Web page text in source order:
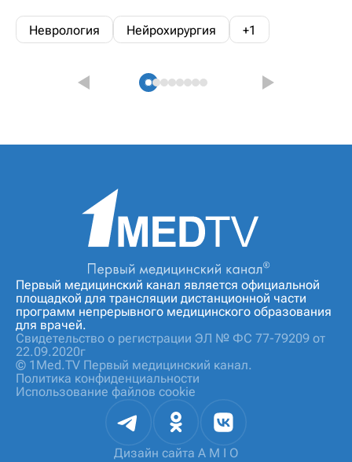
Неврология Нейрохирургия +1
Первый медицинский канал является официальной
площадкой для трансляции дистанционной части
программ непрерывного медицинского образования
для врачей.
Свидетельство о регистрации ЭЛ № ФС 77-79209 от
22.09.2020г
© 1Med.TV Первый медицинский канал.
Политика конфиденциальности
Использование файлов cookie
Дизайн сайта A M I O